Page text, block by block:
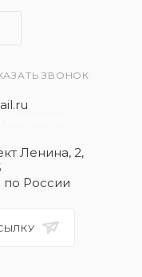
ЗВОНОК
Ленина, 2,
по России